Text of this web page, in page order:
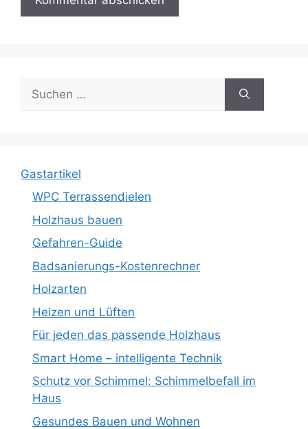
nach:
Gastartikel
WPC Terrassendielen
Holzhaus bauen
Gefahren-Guide
Badsanierungs-Kostenrechner
Holzarten
Heizen und Lüften
Für jeden das passende Holzhaus
Smart Home – intelligente Technik
Schutz vor Schimmel: Schimmelbefall im
Haus
Gesundes Bauen und Wohnen